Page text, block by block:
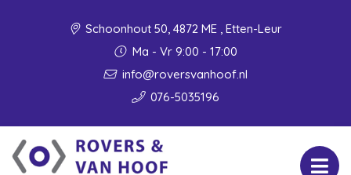
Schoonhout 50, 4872 ME , Etten-Leur
Ma - Vr 9:00 - 17:00
info@roversvanhoof.nl
076-5035196